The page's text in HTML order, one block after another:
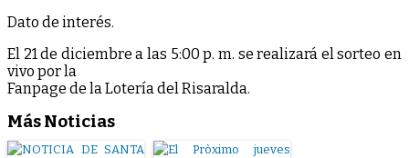
Dato de interés.
El 21 de diciembre a las 5:00 p. m. se realizará el sorteo en
vivo por la
Fanpage de la Lotería del Risaralda.
Más Noticias